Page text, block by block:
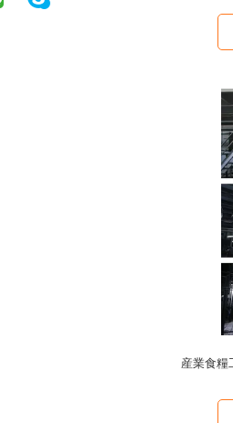
産業食糧